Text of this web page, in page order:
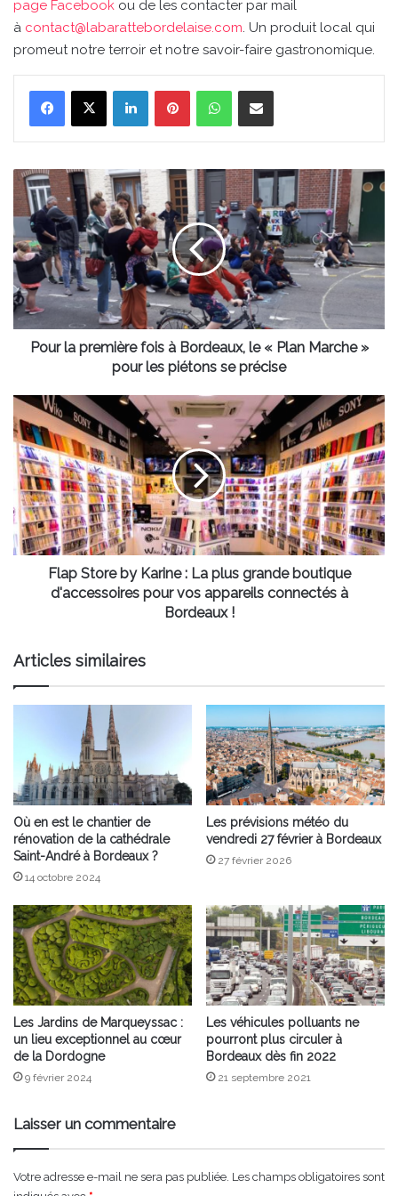
page Facebook ou de les contacter par mail
à contact@labarattebordelaise.com. Un produit local qui
promeut notre terroir et notre savoir-faire gastronomique.
LinkedinPinterestWhatsAppPartager par email
Pour
la
première
fois
à
Bordeaux,
le
«
Plan
Marche
les
piétons
se
précise
Pour la première fois à Bordeaux, le « Plan Marche »
pour les piétons se précise
Flap
Store
by
Karine
La
plus
grande
boutique
d'accessoires
à
Bordeaux
!
Flap Store by Karine : La plus grande boutique
d'accessoires pour vos appareils connectés à
Bordeaux !
Articles similaires
Où en est le chantier de
rénovation de la cathédrale
Saint-André à Bordeaux ?
14 octobre 2024
Les prévisions météo du
vendredi 27 février à Bordeaux
27 février 2026
Les Jardins de Marqueyssac :
un lieu exceptionnel au cœur
de la Dordogne
9 février 2024
Les véhicules polluants ne
pourront plus circuler à
Bordeaux dès fin 2022
21 septembre 2021
Laisser un commentaire
Votre adresse e-mail ne sera pas publiée. Les champs obligatoires sont